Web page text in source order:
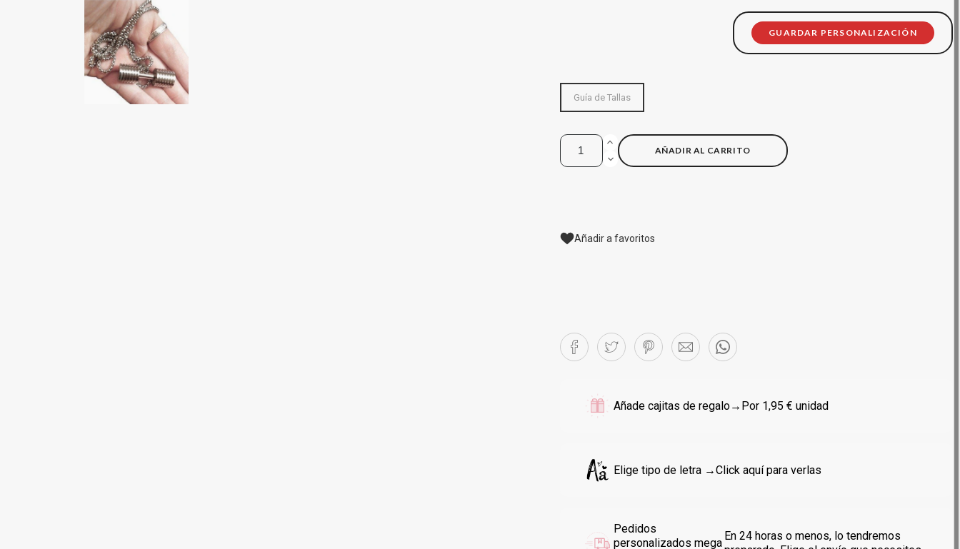
GUARDAR PERSONALIZACIÓN
Guía de Tallas
AÑADIR AL CARRITO
Añadir a favoritos
Añade cajitas de regalo→Por 1,95 € unidad
Elige tipo de letra →Click aquí para verlas
Pedidos
personalizados mega
En 24 horas o menos, lo tendremos